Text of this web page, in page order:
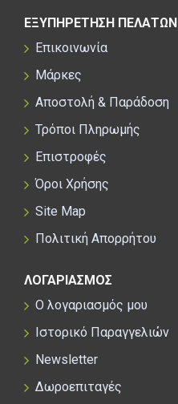
ΕΞΥΠΗΡΕΤΗΣΗ ΠΕΛΑΤΩΝ
Επικοινωνία
Μάρκες
Αποστολή & Παράδοση
Τρόποι Πληρωμής
Επιστροφές
Όροι Χρήσης
Site Map
Πολιτική Απορρήτου
ΛΟΓΑΡΙΑΣΜΟΣ
Ο λογαριασμός μου
Ιστορικό Παραγγελιών
Newsletter
Δωροεπιταγές